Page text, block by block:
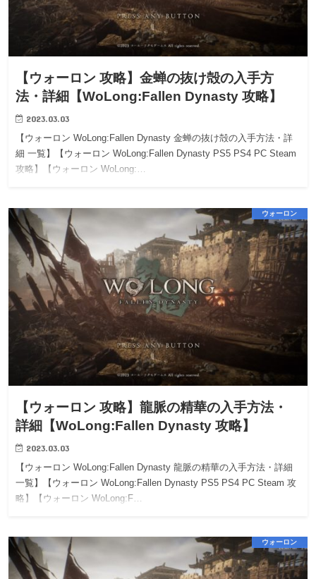
【ウォーロン 攻略】金蝉の抜け殻の入手方
法・詳細【WoLong:Fallen Dynasty 攻略】
2023.03.03
【ウォーロン WoLong:Fallen Dynasty 金蝉の抜け殻の入手方法・詳
細 一覧】【ウォーロン WoLong:Fallen Dynasty PS5 PS4 PC Steam
攻略】【ウォーロン WoLong:…
ウォーロン
【ウォーロン 攻略】龍脈の精華の入手方法・
詳細【WoLong:Fallen Dynasty 攻略】
2023.03.03
【ウォーロン WoLong:Fallen Dynasty 龍脈の精華の入手方法・詳細
一覧】【ウォーロン WoLong:Fallen Dynasty PS5 PS4 PC Steam 攻
略】【ウォーロン WoLong:F…
ウォーロン